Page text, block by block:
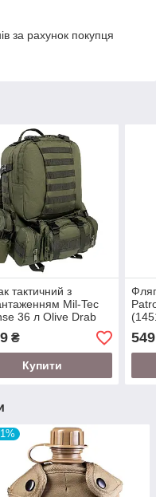
за рахунок покупця
тактичний з
Mil-Tec
36 л Olive Drab
₴
Купити
549